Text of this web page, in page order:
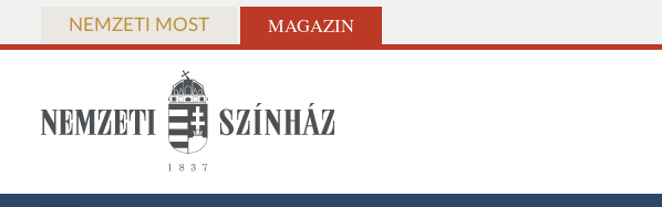
NEMZETI MOST MAGAZIN